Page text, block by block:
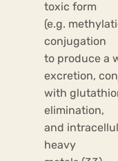
toxic form
(e.g.
conjugation
to produce a
excretion,
with
elimination,
and
heavy